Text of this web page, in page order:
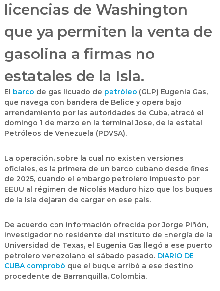
licencias de Washington
que ya permiten la venta de
gasolina a firmas no
estatales de la Isla.
El barco de gas licuado de petróleo (GLP) Eugenia Gas,
que navega con bandera de Belice y opera bajo
arrendamiento por las autoridades de Cuba, atracó el
domingo 1 de marzo en la terminal Jose, de la estatal
Petróleos de Venezuela (PDVSA).
La operación, sobre la cual no existen versiones
oficiales, es la primera de un barco cubano desde fines
de 2025, cuando el embargo petrolero impuesto por
EEUU al régimen de Nicolás Maduro hizo que los buques
de la Isla dejaran de cargar en ese país.
De acuerdo con información ofrecida porJorge Piñón,
investigador no residente del Instituto de Energía de la
Universidad de Texas, el Eugenia Gas llegó a ese puerto
petrolero venezolano el sábado pasado. DIARIO DE
CUBA comprobó que el buque arribó a ese destino
procedente de Barranquilla, Colombia.